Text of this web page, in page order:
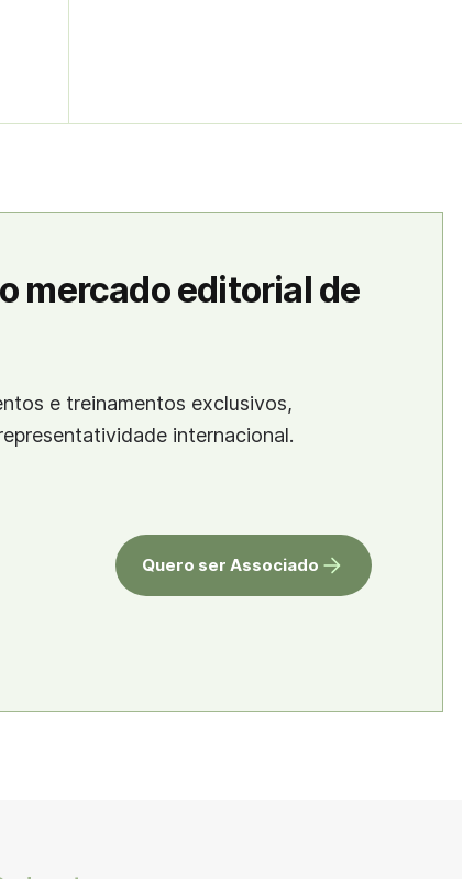
mercado editorial de
e treinamentos exclusivos,
internacional.
Quero ser Associado